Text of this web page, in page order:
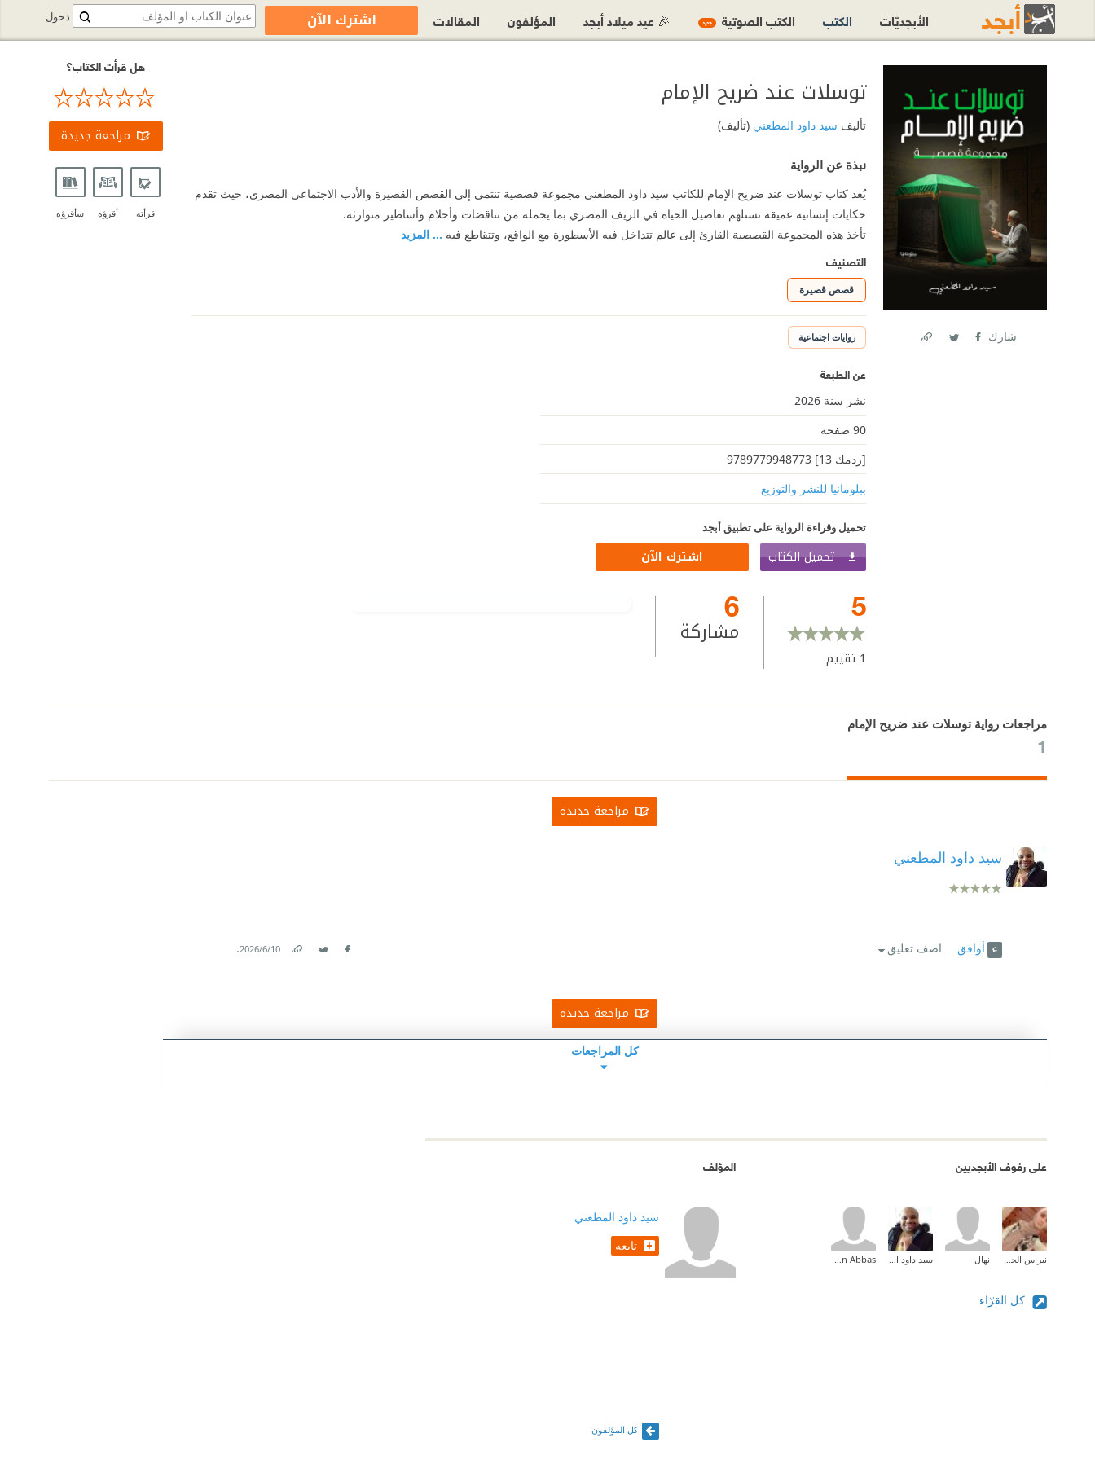
شارك
توسلات عند ضريح الإمام
تأليف سيد داود المطعني(تأليف)
نبذة عن الرواية
يُعد كتاب توسلات عند ضريح الإمام للكاتب سيد داود المطعني مجموعة قصصية تنتمي إلى القصص القصيرة والأدب الاجتماعي المصري، حيث تقدم
حكايات إنسانية عميقة تستلهم تفاصيل الحياة في الريف المصري بما يحمله من تناقضات وأحلام وأساطير متوارثة.
تأخذ هذه المجموعة القصصية القارئ إلى عالم تتداخل فيه الأسطورة مع الواقع، وتتقاطع فيه ... المزيد
التصنيف
قصص قصيرة
روايات اجتماعية
عن الطبعة
نشر سنة 2026
90 صفحة
[ردمك 13] 9789779948773
ببلومانيا للنشر والتوزيع
تحميل وقراءة الرواية على تطبيق أبجد
تحميل الكتاب اشترك الآن
5
1 تقييم
6
مشاركة
هل قرأت الكتاب؟
مراجعة جديدة
قرأته أقرؤه سأقرؤه
مراجعات رواية توسلات عند ضريح الإمام
1
مراجعة جديدة
سيد داود المطعني
10‏/6‏/2026
. أوافق اضف تعليق
مراجعة جديدة
كل المراجعات
على رفوف الأبجديين
نبراس الجيلاني نهال سيد داود المطعني SawSan Abbas
كل القرّاء
المؤلف
سيد داود المطعني
تابعه
كل المؤلفون
دخول الأبجديّات الكتب الكتب الصوتية جديد 🎉 عيد ميلاد أبجد المؤلفون المقالات اشترك الآن